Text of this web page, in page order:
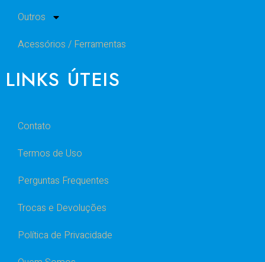
Outros
Acessórios / Ferramentas
LINKS ÚTEIS
Contato
Termos de Uso
Perguntas Frequentes
Trocas e Devoluções
Política de Privacidade